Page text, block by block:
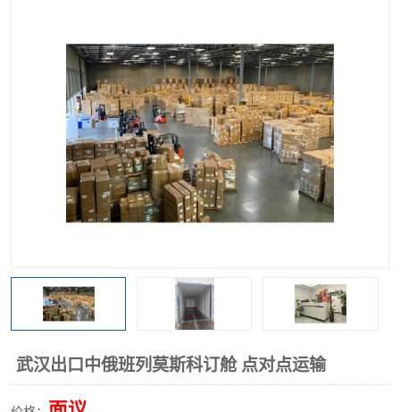
武汉出口中俄班列莫斯科订舱 点对点运输
中俄铁路班列 中欧班列进口红酒啤酒
蓉欧班列进口机械设备 马来西亚物流
东南亚铁路 铁路出口拼箱/整柜
中俄班列莫斯科